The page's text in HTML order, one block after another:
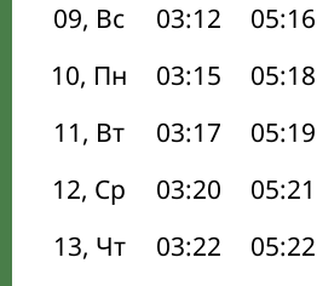
09, Вс
03:12 05:16
10, Пн
03:15 05:18
11, Вт
03:17 05:19
12, Ср
03:20 05:21
13, Чт
03:22 05:22